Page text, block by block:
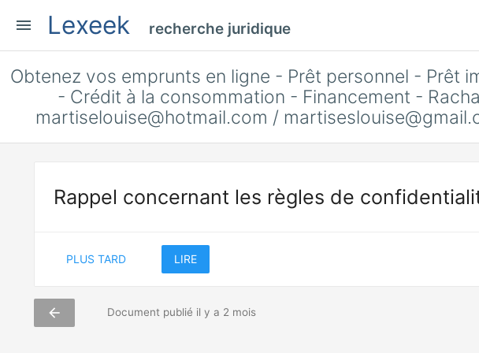
menu Lexeek recherche juridique
Obtenez vos emprunts en ligne - Prêt personnel - Prêt
- Crédit à la consommation - Financement -
martiselouise@hotmail.com /
Rappel concernant les règles de
PLUS TARD LIRE
arrow_back Document publié il y a 2 mois